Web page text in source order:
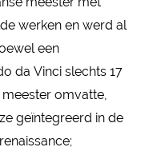
werken en werd al
een
da Vinci slechts 17
omvatte,
geïntegreerd in de